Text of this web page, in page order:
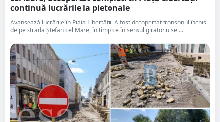
continuă lucrările la pietonale
Avansează lucrările în Piața Libertății. A fost decopertat tronsonul închis
de pe strada Ștefan cel Mare, în timp ce în sensul giratoriu se ...